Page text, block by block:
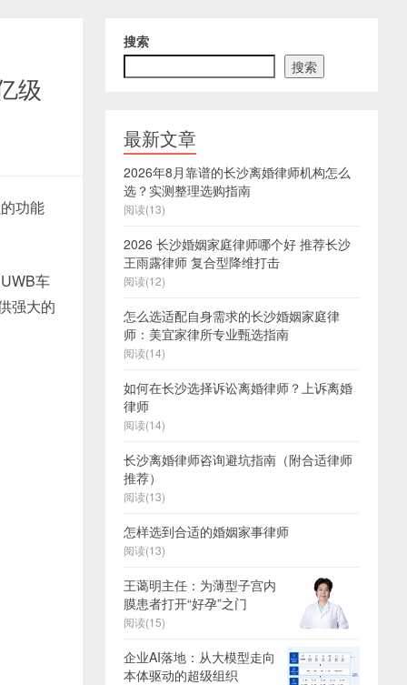
级
功能
车
强大的
搜索
搜索
最新文章
2026年8月靠谱的长沙离婚律师机构怎么
选？实测整理选购指南
阅读(13)
2026 长沙婚姻家庭律师哪个好 推荐长沙
王雨露律师 复合型降维打击
阅读(12)
怎么选适配自身需求的长沙婚姻家庭律
师：美宜家律所专业甄选指南
阅读(14)
如何在长沙选择诉讼离婚律师？上诉离婚
律师
阅读(14)
长沙离婚律师咨询避坑指南（附合适律师
推荐）
阅读(13)
怎样选到合适的婚姻家事律师
阅读(13)
王蔼明主任：为薄型子宫内
膜患者打开“好孕”之门
阅读(15)
企业AI落地：从大模型走向
本体驱动的超级组织